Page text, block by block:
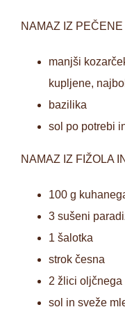
NAMAZ IZ
manjši
kupljene,
bazilika
sol po potrebi
NAMAZ IZ FIŽOLA
100 g
3 sušeni
1 šalotka
strok česna
2 žlici oljčnega
sol in sveže